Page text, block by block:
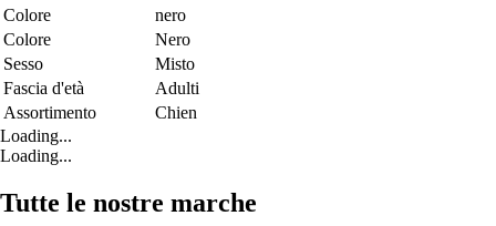
Colore
nero
Colore
Nero
Sesso
Misto
Fascia d'età
Adulti
Assortimento
Chien
Loading...
Loading...
Tutte le nostre marche